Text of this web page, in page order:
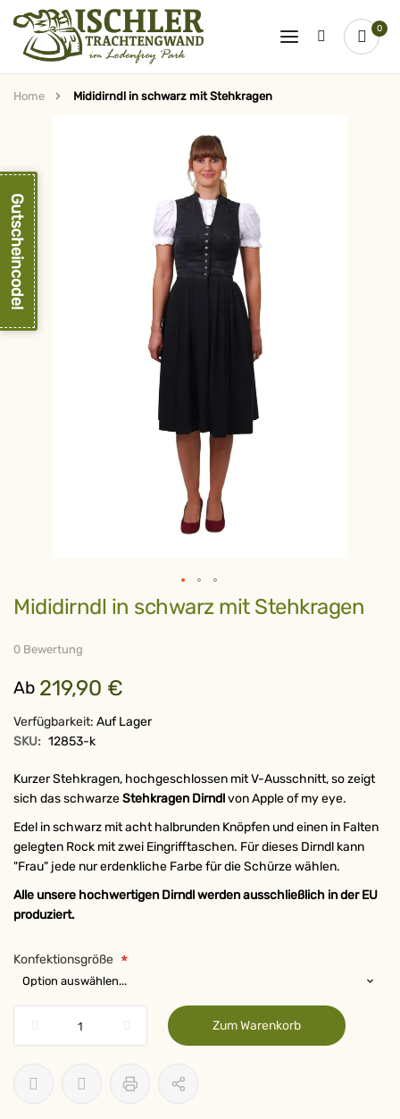
0
Home Mididirndl in schwarz mit Stehkragen
springen
Zum
Anfang
springen
Mididirndl in schwarz mit Stehkragen
0 Bewertung
Ab 219,90 €
Verfügbarkeit: Auf Lager
SKU: 12853-k
Kurzer Stehkragen, hochgeschlossen mit V-Ausschnitt, so zeigt
sich das schwarzeStehkragen Dirndlvon Apple of my eye.
Edel in schwarz mit acht halbrunden Knöpfen und einen in Falten
gelegten Rock mit zwei Eingrifftaschen. Für dieses Dirndl kann
"Frau" jede nur erdenkliche Farbe für die Schürze wählen.
Alle unsere hochwertigen Dirndl werden ausschließlich in der EU
produziert.
Konfektionsgröße
Zum Warenkorb
Gutscheincode!